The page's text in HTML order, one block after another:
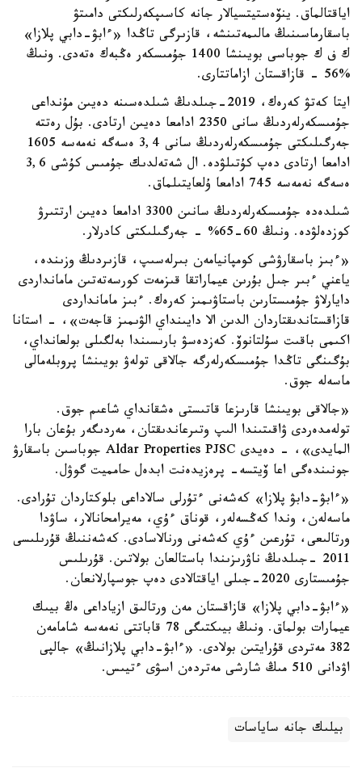
اياقتالماق. ينۆەستيتسيالار جانە كاسىپكەرلىكتى دامىتۋ
باسقارماسىنىڭ مالىمەتىنشە، قازىرگى تاڭدا «ءابۋ-دابي پلازا»
ك ف ك جوباسى بويىنشا 1400 جۇمىسكەر ەڭبەك ەتەدى. ونىڭ
%56 - قازاقستان ازاماتتارى.
ايتا كەتۋ كەرەك، 2019-جىلدىڭ شىلدەسىنە دەيىن مۇنداعى
جۇمىسكەرلەردىڭ سانى 2350 ادامعا دەيىن ارتادى. بۇل رەتتە
جەرگىلىكتى جۇمىسكەرلەردىڭ سانى 3,4 ەسەگە نەمەسە 1605
ادامعا ارتادى دەپ كۇتىلۋدە. ال شەتەلدىك جۇمىس كۇشى 3,6
ەسەگە نەمەسە 745 ادامعا ۇلعايتىلماق.
شىلدەدە جۇمىسكەرلەردىڭ سانىن 3300 ادامعا دەيىن ارتتىرۋ
كوزدەلۋدە. ونىڭ 60-65% - جەرگىلىكتى كادرلار.
«ءبىز باسقارۋشى كومپانيامەن بىرلەسىپ، قازىردىڭ وزىندە،
ياعني ءبىر جىل بۇرىن عيماراتقا قىزمەت كورسەتەتىن مامانداردى
دايارلاۋ جۇمىستارىن باستاۋىمىز كەرەك. ءبىز مامانداردى
قازاقستاندىقتاردان الدىن الا دايىنداي الۋىمىز قاجەت»، - استانا
اكىمى باقىت سۇلتانوۆ. كەزدەسۋ بارىسىندا بەلگىلى بولعانداي،
بۇگىنگى تاڭدا جۇمىسكەرلەرگە جالاقى تولەۋ بويىنشا پروبلەمالى
ماسەلە جوق.
«جالاقى بويىنشا قارىزعا قاتىستى ەشقانداي شاعىم جوق.
تولەمدەردى ۋاقىتىندا الىپ وتىرعاندىقتان، مەردىگەر بۇعان بارا
المايدى»، - دەيدى Aldar Properties PJSC جوباسىن باسقارۋ
جونىندەگى اعا ۆيتسە- پرەزيدەنت ابدەل حامميت گوۋل.
«ءابۋ-دابۋ پلازا» كەشەنى ءتۇرلى سالاداعى بلوكتاردان تۇرادى.
ماسەلەن، وندا كەڭسەلەر، قوناق ءۇي، مەيرامحانالار، ساۋدا
ورتالىعى، تۇرعىن ءۇي كەشەنى ورنالاسادى. كەشەننىڭ قۇرىلىسى
2011 -جىلدىڭ ناۋرىزىندا باستالعان بولاتىن. قۇرىلىس
جۇمىستارى 2020-جىلى اياقتالادى دەپ جوسپارلانعان.
«ءابۋ-دابي پلازا» قازاقستان مەن ورتالىق ازياداعى ەڭ بيىك
عيمارات بولماق. ونىڭ بيىكتىگى 78 قاباتتى نەمەسە شامامەن
382 مەتردى قۇرايتىن بولادى. «ءابۋ-دابي پلازانىڭ» جالپى
اۋدانى 510 مىڭ شارشى مەتردەن اسۋى ءتيىس.
بيلىك جانە ساياسات